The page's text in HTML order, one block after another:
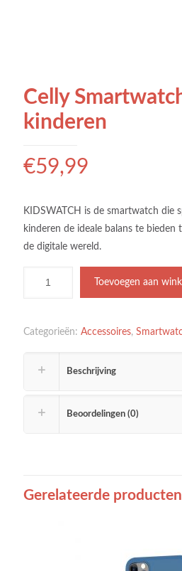
Celly
kinderen
€59,99
KIDSWATCH is de smartwatch die
kinderen de ideale balans te bieden
de digitale wereld.
Toevoegen aan
Categorieën: Accessoires,
Beschrijving
Beoordelingen (0)
Gerelateerde producten